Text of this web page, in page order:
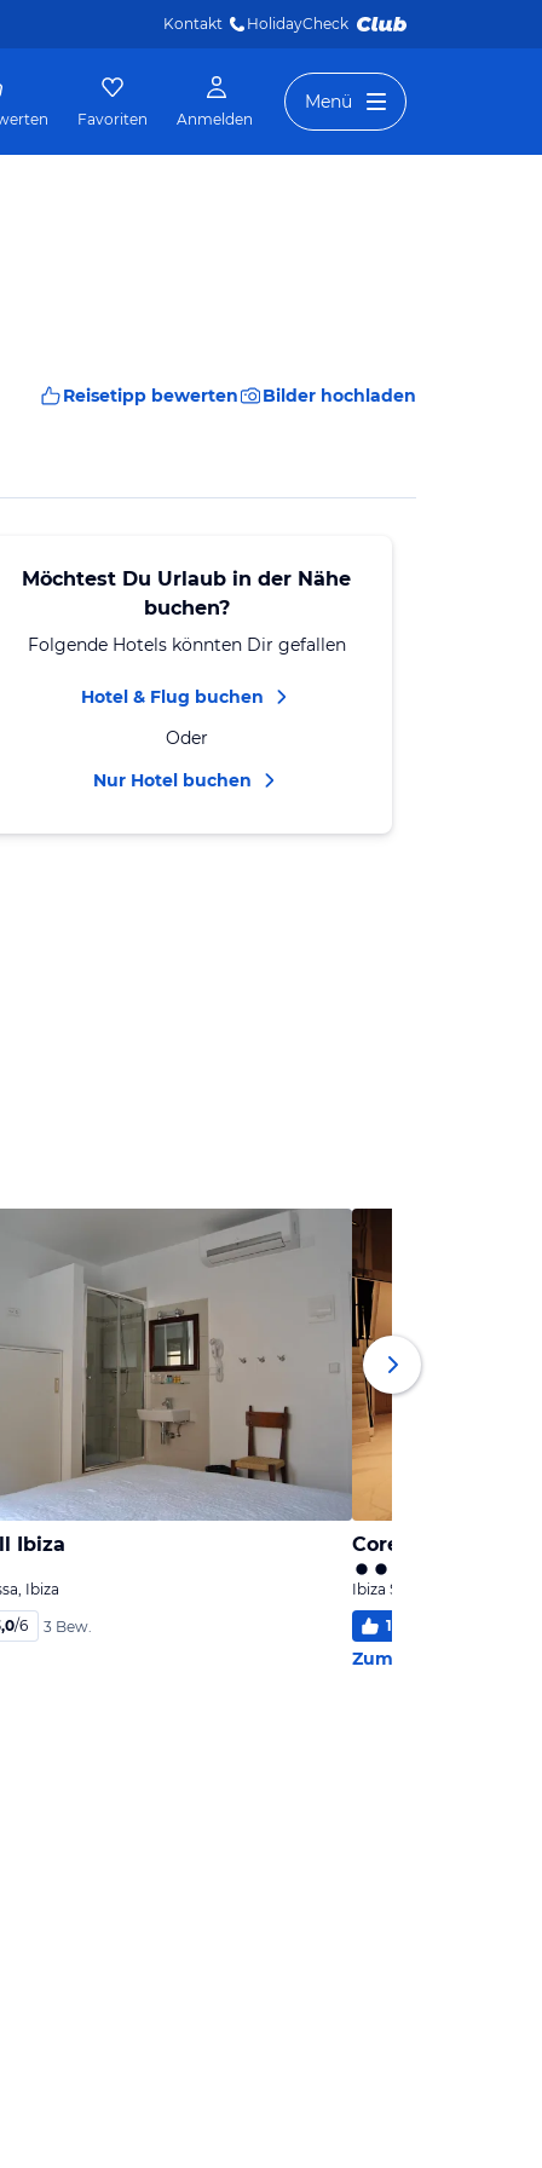
Kontakt HolidayCheck
Favoriten Anmelden
Menü
Reisetipp bewerten Bilder hochladen
Möchtest Du Urlaub in der Nähe
buchen?
Folgende Hotels könnten Dir gefallen
Hotel & Flug buchen
Oder
Nur Hotel buchen
Ibiza
Ibiza
/6 3 Bew.
Core Ibiza Town
Ibiza Stadt / Eivissa, Ibiza
100
Zum Hotel